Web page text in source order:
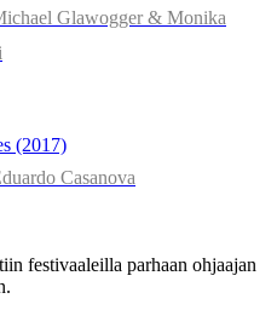
Glawogger & Monika
(2017)
Casanova
festivaaleilla parhaan ohjaajan